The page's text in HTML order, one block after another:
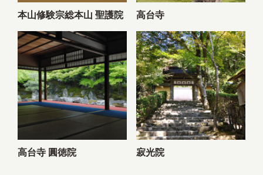
本山修験宗総本山 聖護院 高台寺
高台寺 圓徳院 寂光院